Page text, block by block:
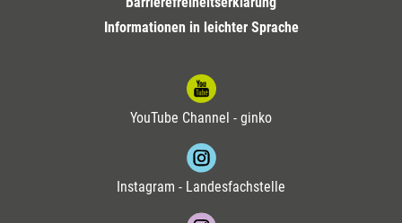
Informationen in leichter Sprache
YouTube Channel - ginko
Instagram - Landesfachstelle